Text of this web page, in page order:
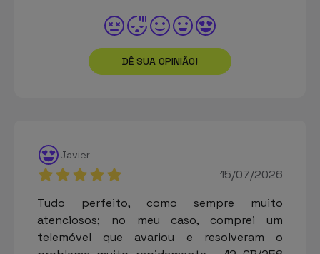
DÊ SUA OPINIÃO!
Javier
15/07/2026
Tudo perfeito, como sempre muito
atenciosos; no meu caso, comprei um
telemóvel que avariou e resolveram o